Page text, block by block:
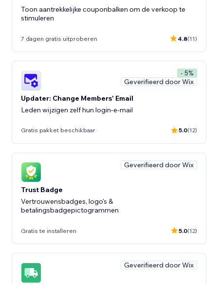
Toon aantrekkelijke couponbalken om de verkoop te
stimuleren
7 dagen gratis uitproberen 4.8(11)
- 5%
Geverifieerd door Wix
Updater: Change Members' Email
Leden wijzigen zelf hun login-e-mail
Gratis pakket beschikbaar 5.0(12)
Geverifieerd door Wix
Trust Badge
Vertrouwensbadges, logo's &
betalingsbadgepictogrammen
Gratis te installeren 5.0(12)
Geverifieerd door Wix